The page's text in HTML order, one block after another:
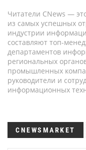
Читатели CNews —
из самых успешных
индустрии
составляют топ-
департаментов
региональных
промышленных
руководители и
информационных
CNEWSMARKET